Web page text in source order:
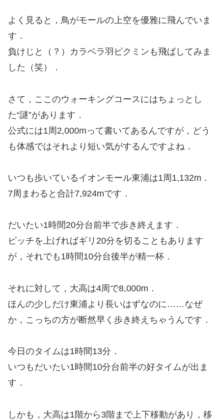
よく見ると，鳥がモールの上空を優雅に飛んでいま
す．
負けじと（？）カラベラ羽ピクミンも飛ばしてみま
した（笑）．
さて，ここのウォーキングコースにはちょっとし
た“謎”があります．
公式には1周2,000mって書いてあるんですが，どう
も体感ではそれより短い気がするんですよね．
いつも歩いているイオンモール東浦は1周1,132m．
7周まわると合計7,924mです．
だいたい1時間20分台前半で歩き終えます．
ピッチを上げればギリ20分を切ることもあります
が，それでも1時間10分台後半が精一杯．
それに対して，大高は4周で8,000m．
ほんの少しだけ東浦より長いはずなのに……なぜ
か，こっちの方が断然早く歩き終えちゃうんです．
今日のタイムは1時間13分．
いつもだいたい1時間10分台前半の好タイムが出ま
す．
しかも，大高は1階から3階まで上下移動があり，移